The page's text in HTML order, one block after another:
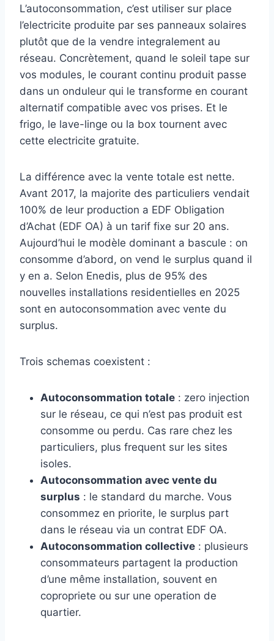
L’autoconsommation, c’est utiliser sur place
l’electricite produite par ses panneaux solaires
plutôt que de la vendre integralement au
réseau. Concrètement, quand le soleil tape sur
vos modules, le courant continu produit passe
dans un onduleur qui le transforme en courant
alternatif compatible avec vos prises. Et le
frigo, le lave-linge ou la box tournent avec
cette electricite gratuite.
La différence avec la vente totale est nette.
Avant 2017, la majorite des particuliers vendait
100% de leur production a EDF Obligation
d’Achat (EDF OA) à un tarif fixe sur 20 ans.
Aujourd’hui le modèle dominant a bascule : on
consomme d’abord, on vend le surplus quand il
y en a. Selon Enedis, plus de 95% des
nouvelles installations residentielles en 2025
sont en autoconsommation avec vente du
surplus.
Trois schemas coexistent :
Autoconsommation totale : zero injection
sur le réseau, ce qui n’est pas produit est
consomme ou perdu. Cas rare chez les
particuliers, plus frequent sur les sites
isoles.
Autoconsommation avec vente du
surplus : le standard du marche. Vous
consommez en priorite, le surplus part
dans le réseau via un contrat EDF OA.
Autoconsommation collective : plusieurs
consommateurs partagent la production
d’une même installation, souvent en
copropriete ou sur une operation de
quartier.